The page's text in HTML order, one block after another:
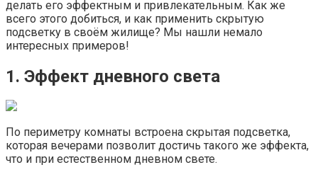
делать его эффектным и привлекательным. Как же
всего этого добиться, и как применить скрытую
подсветку в своём жилище? Мы нашли немало
интересных примеров!
1. Эффект дневного света
По периметру комнаты встроена скрытая подсветка,
которая вечерами позволит достичь такого же эффекта,
что и при естественном дневном свете.